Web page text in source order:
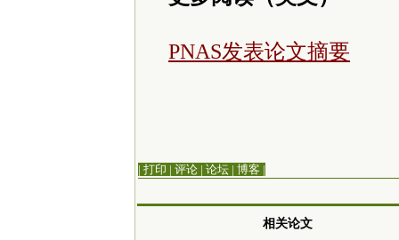
PNAS发表论文摘要
| 打印 | 评论 | 论坛 | 博客 |
相关论文